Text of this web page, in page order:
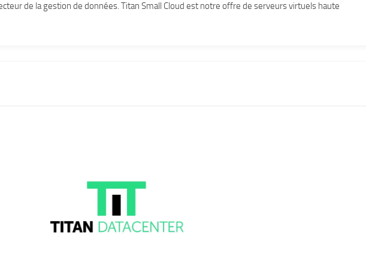
de la gestion de données. Titan Small Cloud est notre offre de serveurs virtuels haute